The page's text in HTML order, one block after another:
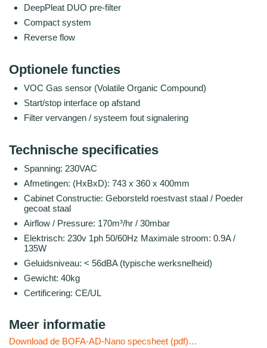
DeepPleat DUO pre-filter
Compact system
Reverse flow
Optionele functies
VOC Gas sensor (Volatile Organic Compound)
Start/stop interface op afstand
Filter vervangen / systeem fout signalering
Technische specificaties
Spanning: 230VAC
Afmetingen: (HxBxD): 743 x 360 x 400mm
Cabinet Constructie: Geborsteld roestvast staal / Poeder
gecoat staal
Airflow / Pressure: 170m³/hr / 30mbar
Elektrisch: 230v 1ph 50/60Hz Maximale stroom: 0.9A /
135W
Geluidsniveau: < 56dBA (typische werksnelheid)
Gewicht: 40kg
Certificering: CE/UL
Meer informatie
Download de BOFA-AD-Nano specsheet (pdf)…